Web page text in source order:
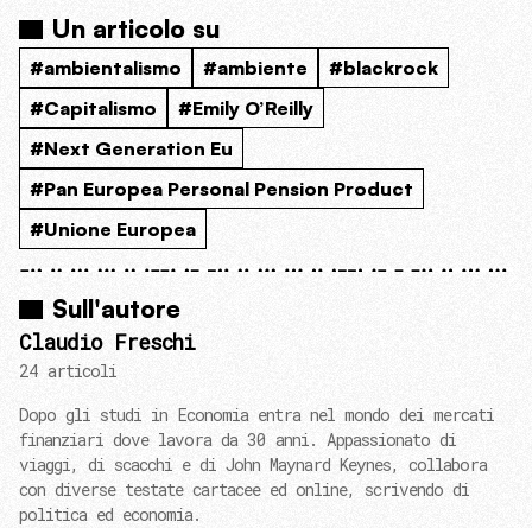
Un articolo su
#ambientalismo #ambiente
#blackrock
#Capitalismo
#Emily O’Reilly
#Next Generation Eu
#Pan Europea Personal Pension Product
#Unione Europea
Sull'autore
Claudio Freschi
24 articoli
Dopo gli studi in Economia entra nel mondo dei mercati
finanziari dove lavora da 30 anni. Appassionato di
viaggi, di scacchi e di John Maynard Keynes, collabora
con diverse testate cartacee ed online, scrivendo di
politica ed economia.